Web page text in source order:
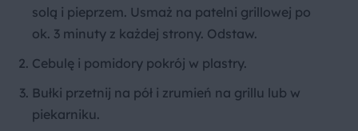
solą i pieprzem. Usmaż na patelni grillowej po
ok. 3 minuty z każdej strony. Odstaw.
Cebulę i pomidory pokrój w plastry.
Bułki przetnij na pół i zrumień na grillu lub w
piekarniku.